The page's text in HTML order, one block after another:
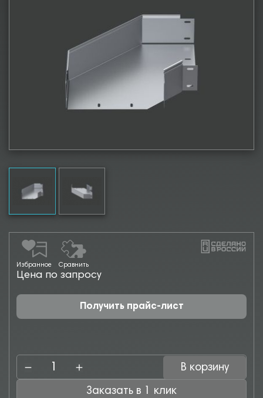
Избранное Сравнить
Цена по запросу
Получить прайс-лист
В корзину
Заказать в 1 клик